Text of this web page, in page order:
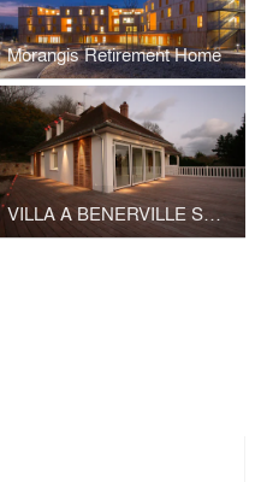
Morangis Retirement Home
VILLA A BENERVILLE SUR MER